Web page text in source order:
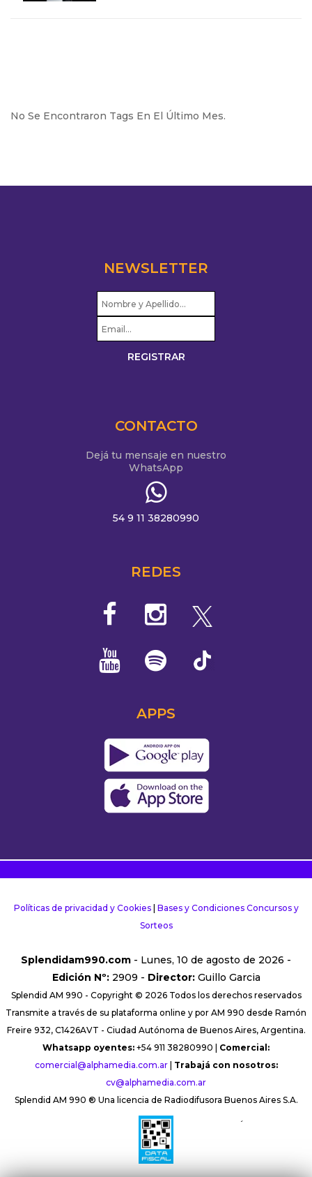
No Se Encontraron Tags En El Último Mes.
NEWSLETTER
CONTACTO
Dejá tu mensaje en nuestro
WhatsApp
54 9 11 38280990
REDES
APPS
Políticas de privacidad y Cookies| Bases y Condiciones Concursos y
Sorteos
Splendidam990.com - Lunes, 10 de agosto de 2026 -
Edición Nº:2909 - Director:Guillo Garcia
Splendid AM 990 - Copyright © 2026 Todos los derechos reservados
Transmite a través de su plataforma online y por AM 990 desde Ramón
Freire 932, C1426AVT - Ciudad Autónoma de Buenos Aires, Argentina.
Whatsapp oyentes: +54 911 38280990 | Comercial:
comercial@alphamedia.com.ar| Trabajá con nosotros:
cv@alphamedia.com.ar
Splendid AM 990 ® Una licencia de Radiodifusora Buenos Aires S.A.
´